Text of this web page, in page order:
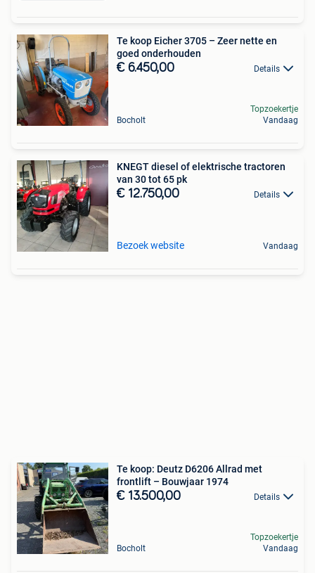
Te koop Eicher 3705 – Zeer nette en
goed onderhouden
€ 6.450,00 Details
Bocholt
Topzoekertje
Vandaag
KNEGT diesel of elektrische tractoren
van 30 tot 65 pk
€ 12.750,00 Details
Bezoek website Vandaag
Te koop: Deutz D6206 Allrad met
frontlift – Bouwjaar 1974
€ 13.500,00 Details
Bocholt
Topzoekertje
Vandaag